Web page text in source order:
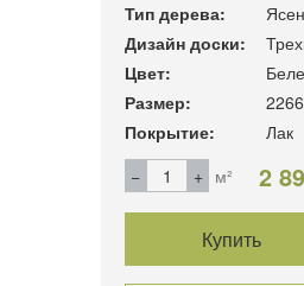
Тип дерева:
Дизайн доски:
Цвет:
Размер:
Покрытие:
Лак
м²
2
Купить